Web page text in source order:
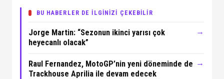
BU HABERLER DE İLGİNİZİ ÇEKEBİLİR
Jorge Martin: “Sezonun ikinci yarısı çok
heyecanlı olacak”
→
Raul Fernandez, MotoGP’nin yeni döneminde de
Trackhouse Aprilia ile devam edecek
→